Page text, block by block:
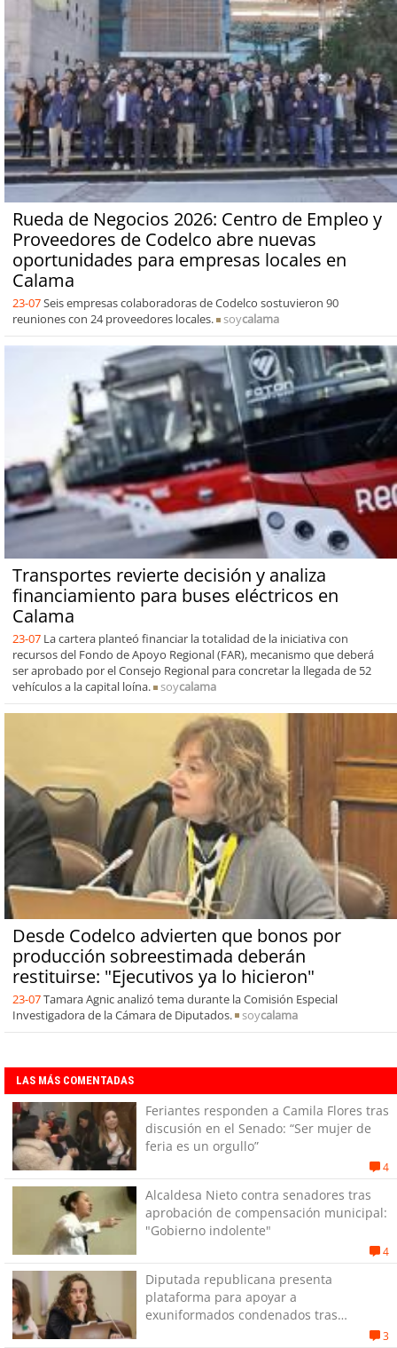
Rueda de Negocios 2026: Centro de Empleo y
Proveedores de Codelco abre nuevas
oportunidades para empresas locales en
Calama
23-07Seis empresas colaboradoras de Codelco sostuvieron 90
reuniones con 24 proveedores locales.
soycalama
Transportes revierte decisión y analiza
financiamiento para buses eléctricos en
Calama
23-07 La cartera planteó financiar la totalidad de la iniciativa con
recursos del Fondo de Apoyo Regional (FAR), mecanismo que deberá
ser aprobado por el Consejo Regional para concretar la llegada de 52
vehículos a la capital loína.
soycalama
Desde Codelco advierten que bonos por
producción sobreestimada deberán
restituirse: "Ejecutivos ya lo hicieron"
23-07Tamara Agnic analizó tema durante la Comisión Especial
Investigadora de la Cámara de Diputados.
soycalama
LAS MÁS COMENTADAS
Feriantes responden a Camila Flores tras
discusión en el Senado: “Ser mujer de
feria es un orgullo”
4
Alcaldesa Nieto contra senadores tras
aprobación de compensación municipal:
"Gobierno indolente"
4
Diputada republicana presenta
plataforma para apoyar a
exuniformados condenados tras
3